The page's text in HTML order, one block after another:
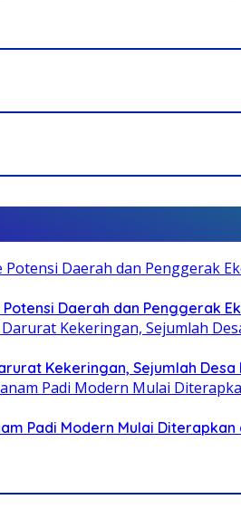
Daerah dan Penggerak
Kekeringan, Sejumlah Desa
Padi Modern Mulai